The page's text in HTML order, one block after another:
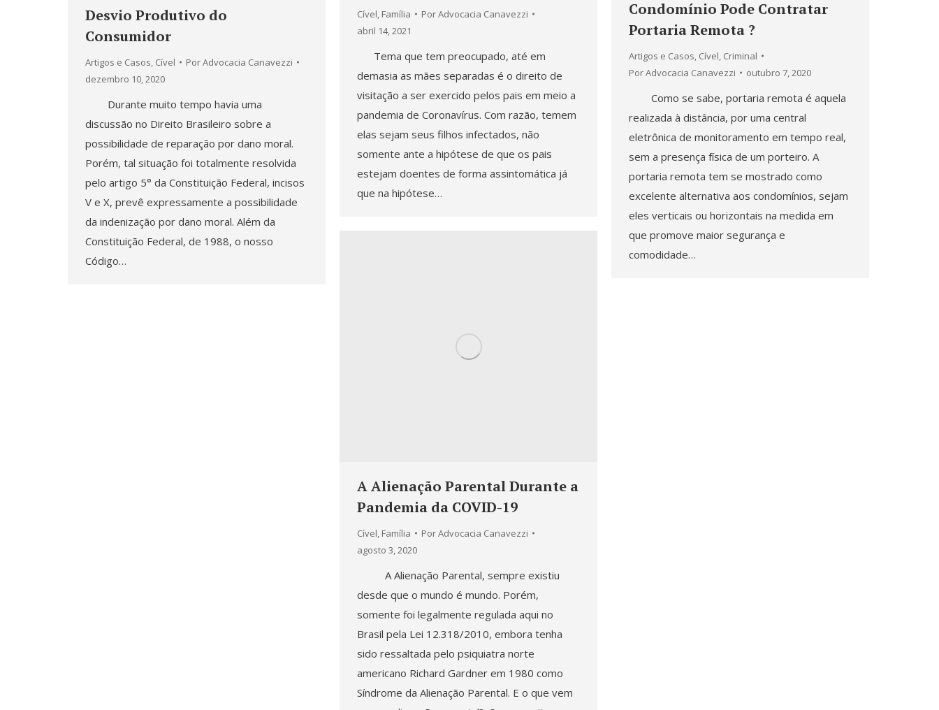
Cível, Família PorAdvocacia Canavezzi
abril 14, 2021
Tema que tem preocupado, até em
demasia as mães separadas é o direito de
visitação a ser exercido pelos pais em meio a
pandemia de Coronavírus. Com razão, temem
elas sejam seus filhos infectados, não
somente ante a hipótese de que os pais
estejam doentes de forma assintomática já
que na hipótese…
Desvio Produtivo do
Consumidor
Artigos e Casos Cível PorAdvocacia Canavezzi
dezembro 10, 2020
Durante muito tempo havia uma
discussão no Direito Brasileiro sobre a
possibilidade de reparação por dano moral.
Porém, tal situação foi totalmente resolvida
pelo artigo 5° da Constituição Federal, incisos
V e X, prevê expressamente a possibilidade
da indenização por dano moral. Além da
Constituição Federal, de 1988, o nosso
Código…
Condomínio Pode Contratar
Portaria Remota ?
Artigos e Casos, Cível, Criminal
PorAdvocacia Canavezzi outubro 7, 2020
Como se sabe, portaria remota é aquela
realizada à distância, por uma central
eletrônica de monitoramento em tempo real,
sem a presença física de um porteiro. A
portaria remota tem se mostrado como
excelente alternativa aos condomínios, sejam
eles verticais ou horizontais na medida em
que promove maior segurança e
comodidade…
A Alienação Parental Durante a
Pandemia da COVID-19
Cível Família PorAdvocacia Canavezzi
agosto 3, 2020
A Alienação Parental, sempre existiu
desde que o mundo é mundo. Porém,
somente foi legalmente regulada aqui no
Brasil pela Lei 12.318/2010, embora tenha
sido ressaltada pelo psiquiatra norte
americano Richard Gardner em 1980 como
Síndrome da Alienação Parental. E o que vem